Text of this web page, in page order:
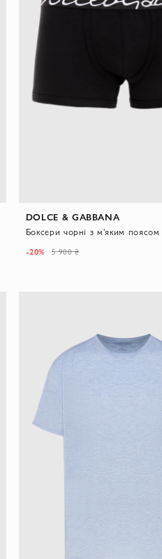
DOLCE & GABBANA
-20% 5 900 ₴